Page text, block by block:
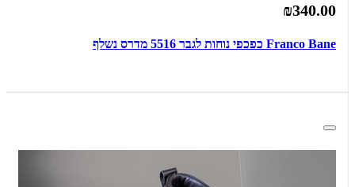
₪340.00
Franco Bane כפכפי נוחות לגבר 5516 מדרס נשלף